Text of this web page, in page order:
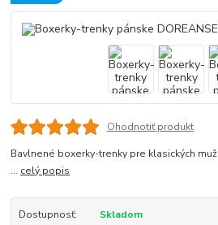
Ohodnotiť produkt
Bavlnené boxerky-trenky pre klasických
... celý popis
Dostupnosť:
Skladom